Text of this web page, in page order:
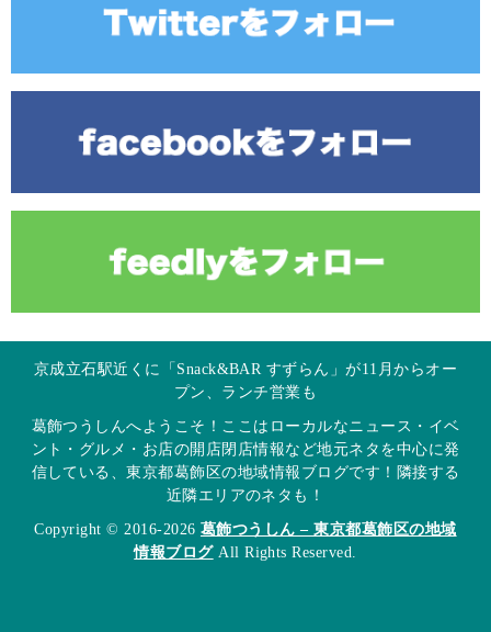
京成立石駅近くに「Snack&BAR すずらん」が11月からオー
プン、ランチ営業も
葛飾つうしんへようこそ！ここはローカルなニュース・イベ
ント・グルメ・お店の開店閉店情報など地元ネタを中心に発
信している、東京都葛飾区の地域情報ブログです！隣接する
近隣エリアのネタも！
Copyright © 2016-2026 葛飾つうしん – 東京都葛飾区の地域
情報ブログAll Rights Reserved.